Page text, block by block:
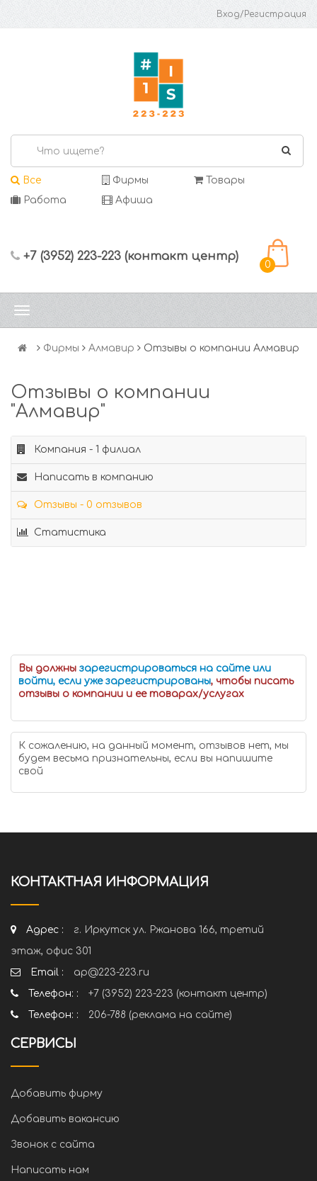
Вход/Регистрация
Все Фирмы
Товары
Работа
Афиша
+7 (3952) 223-223 (контакт центр)
0
Фирмы Алмавир Отзывы о компании Алмавир
Отзывы о компании
"Алмавир"
Компания - 1 филиал
Написать в компанию
Отзывы - 0 отзывов
Статистика
Вы должны зарегистрироваться на сайте или
войти, если уже зарегистрированы, чтобы писать
отзывы о компании и ее товарах/услугах
К сожалению, на данный момент, отзывов нет, мы
будем весьма признательны, если вы напишите
свой
КОНТАКТНАЯ ИНФОРМАЦИЯ
Адрес :
г. Иркутск ул. Ржанова 166, третий
этаж, офис 301
Email :
ap@223-223.ru
Телефон: :
+7 (3952) 223-223 (контакт центр)
Телефон: :
206-788 (реклама на сайте)
СЕРВИСЫ
Добавить фирму
Добавить вакансию
Звонок с сайта
Написать нам